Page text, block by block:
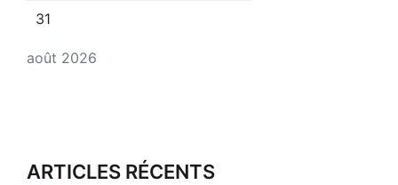
août 2026
31
ARTICLES RÉCENTS